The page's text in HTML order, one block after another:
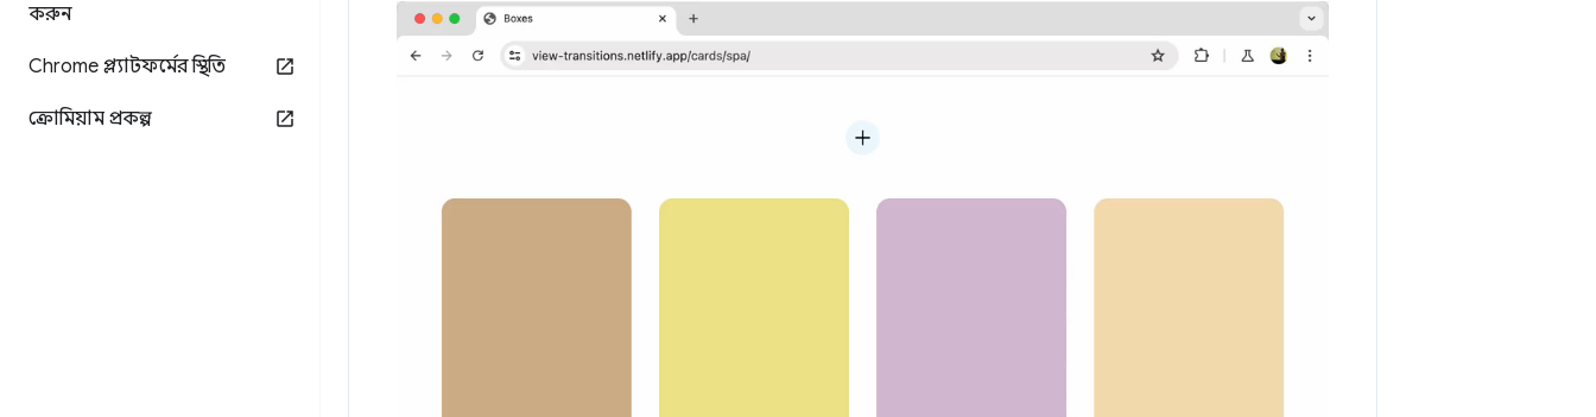
করুন
Chrome প্ল্যাটফর্মের স্থিতি
ক্রোমিয়াম প্রকল্প